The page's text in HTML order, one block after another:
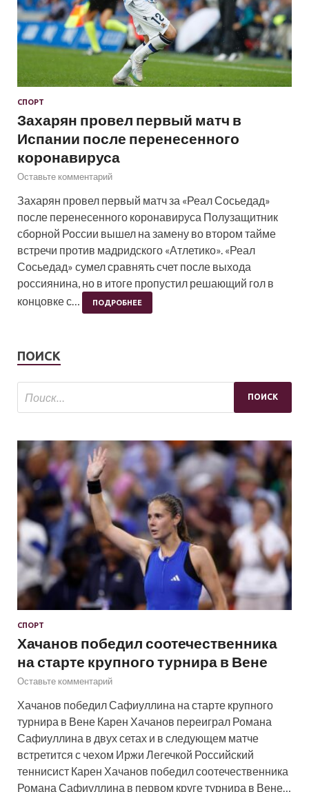
СПОРТ
Захарян провел первый матч в
Испании после перенесенного
коронавируса
Оставьте комментарий
Захарян провел первый матч за «Реал Сосьедад»
после перенесенного коронавируса Полузащитник
сборной России вышел на замену во втором тайме
встречи против мадридского «Атлетико». «Реал
Сосьедад» сумел сравнять счет после выхода
россиянина, но в итоге пропустил решающий гол в
концовке с…
ПОДРОБНЕЕ
ПОИСК
СПОРТ
Хачанов победил соотечественника
на старте крупного турнира в Вене
Оставьте комментарий
Хачанов победил Сафиуллина на старте крупного
турнира в Вене Карен Хачанов переиграл Романа
Сафиуллина в двух сетах и в следующем матче
встретится с чехом Иржи Легечкой Российский
теннисист Карен Хачанов победил соотечественника
Романа Сафиуллина в первом круге турнира в Вене…